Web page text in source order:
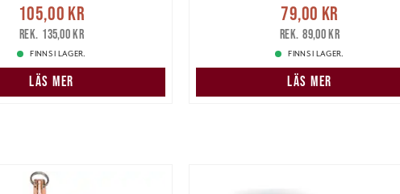
Nuvarande pris
Tidigare pris
105,00 kr
135,00 kr
FINNS I LAGER.
LÄS MER
Nuvarande pris:79,00 kr
pris:89,00 kr
79,00 kr
89,00 kr
FINNS I LAGER.
LÄS MER